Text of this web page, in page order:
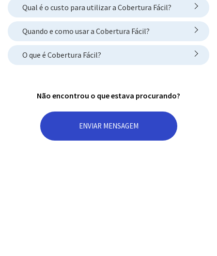
Qual é o custo para utilizar a Cobertura Fácil?
Quando e como usar a Cobertura Fácil?
O que é Cobertura Fácil?
Não encontrou o que estava procurando?
ENVIAR MENSAGEM